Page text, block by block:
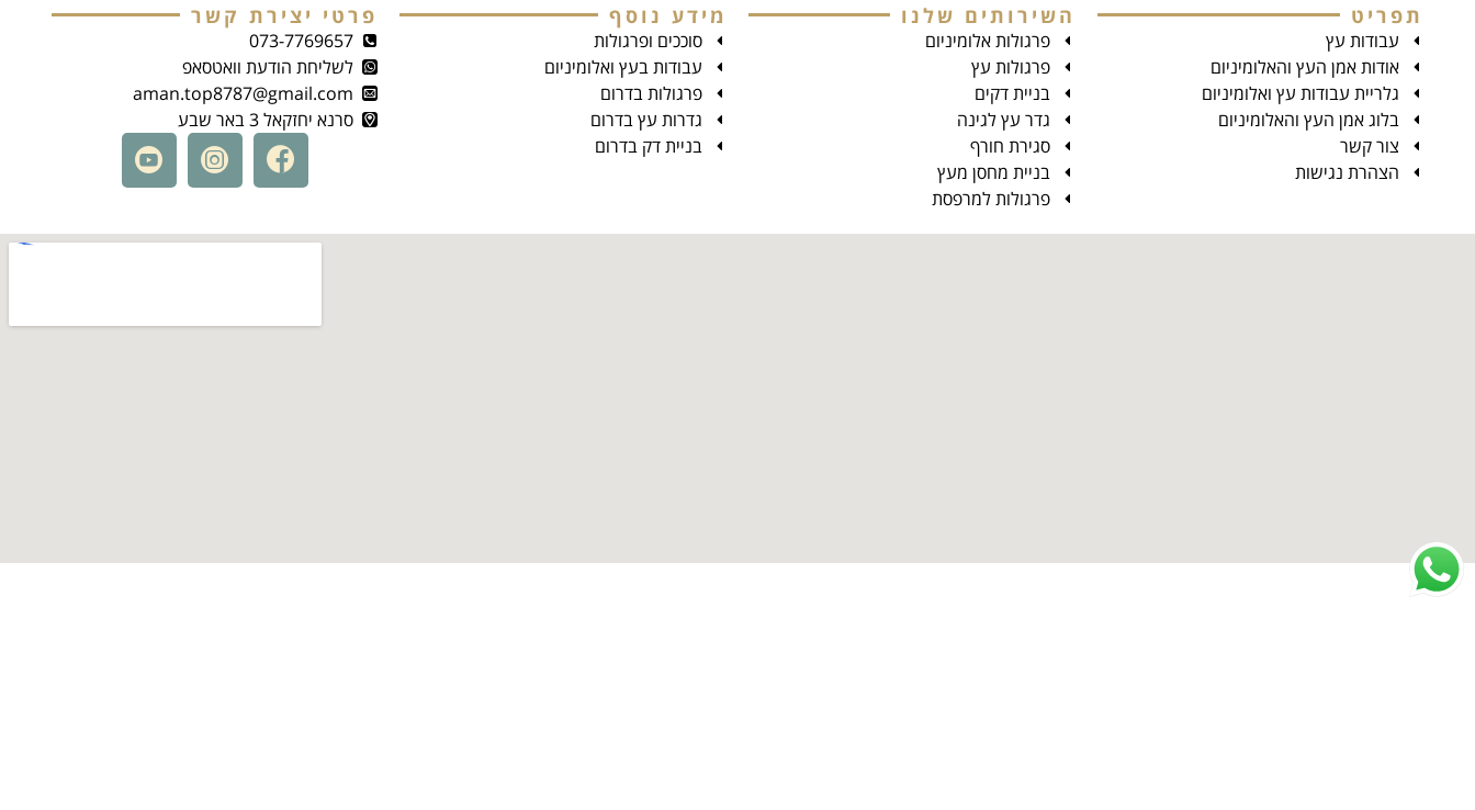
תפריט
עבודות עץ
אודות אמן העץ והאלומיניום
גלריית עבודות עץ ואלומיניום
בלוג אמן העץ והאלומיניום
צור קשר
הצהרת נגישות
השירותים שלנו
פרגולות אלומיניום
פרגולות עץ
בניית דקים
גדר עץ לגינה
סגירת חורף
בניית מחסן מעץ
פרגולות למרפסת
מידע נוסף
סוככים ופרגולות
עבודות בעץ ואלומיניום
פרגולות בדרום
גדרות עץ בדרום
בניית דק בדרום
פרטי יצירת קשר
073-7769657
לשליחת הודעת וואטסאפ
aman.top8787@gmail.com
סרנא יחזקאל 3 באר שבע